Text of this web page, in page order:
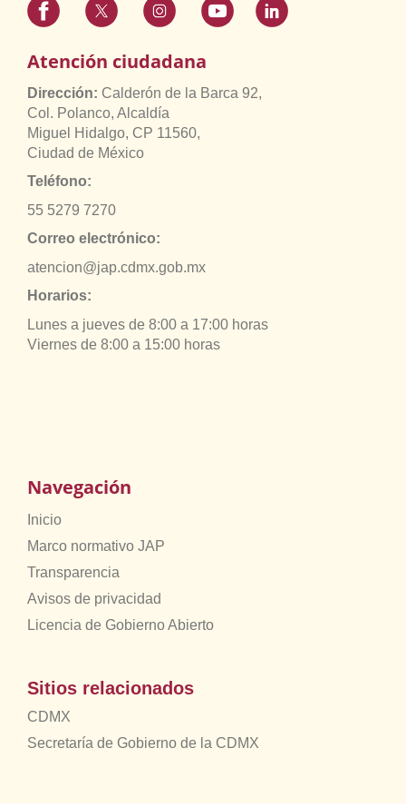
Atención ciudadana
Dirección: Calderón de la Barca 92,
Col. Polanco, Alcaldía
Miguel Hidalgo, CP 11560,
Ciudad de México
Teléfono:
55 5279 7270
Correo electrónico:
atencion@jap.cdmx.gob.mx
Horarios:
Lunes a jueves de 8:00 a 17:00 horas
Viernes de 8:00 a 15:00 horas
Navegación
Inicio
Marco normativo JAP
Transparencia
Avisos de privacidad
Licencia de Gobierno Abierto
Sitios relacionados
CDMX
Secretaría de Gobierno de la CDMX